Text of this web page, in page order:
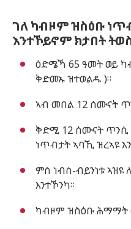
ገለ ካብዞም ዝስዕቡ
እንተኾይኖም ክታበት
ዕድሜኻ 65 ዓመት ወይ
ቅድመኡ ዝተወልዱ )።
ኣብ መበል 12 ሰሙናት
ቅድሚ 12 ሰሙናት ጥንሲ
ነጥብታት ኣባኺ ዝረኣዩ
ምስ ነብሰ-ብይንነቱ
እንተኾንካ።
ካብዞም ዝስዕቡ ሕማማት